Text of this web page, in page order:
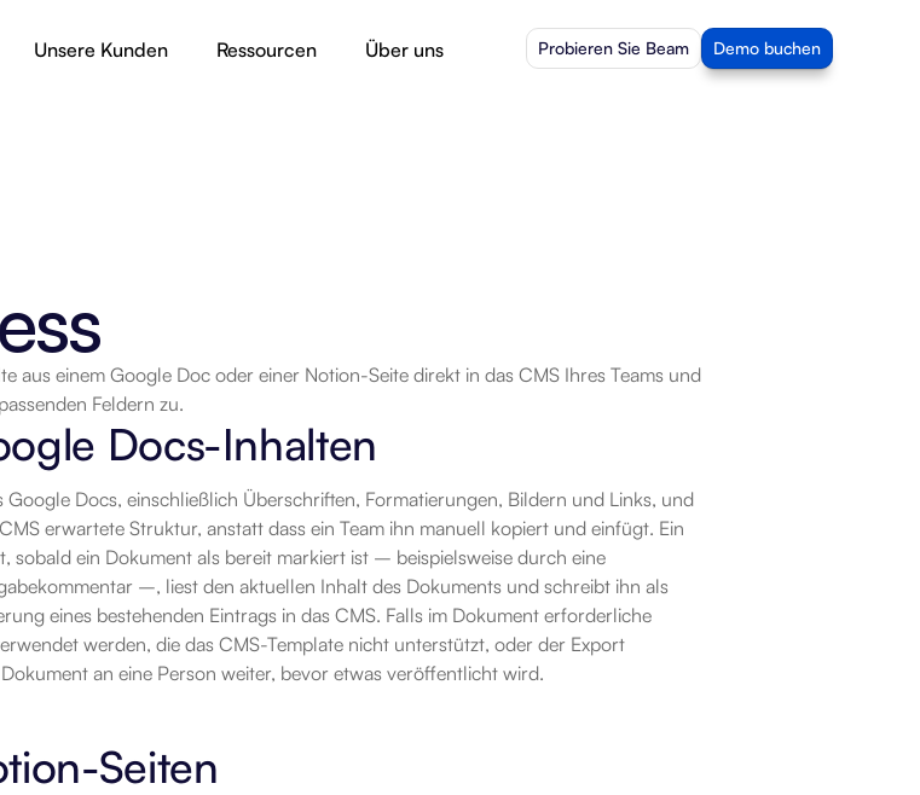
aus einem Google Doc oder einer Notion-Seite direkt in das CMS Ihres Teams und
Feldern zu.
Docs-Inhalten
Docs, einschließlich Überschriften, Formatierungen, Bildern und Links, und
erwartete Struktur, anstatt dass ein Team ihn manuell kopiert und einfügt. Ein
sobald ein Dokument als bereit markiert ist – beispielsweise durch eine
–, liest den aktuellen Inhalt des Dokuments und schreibt ihn als
eines bestehenden Eintrags in das CMS. Falls im Dokument erforderliche
werden, die das CMS-Template nicht unterstützt, oder der Export
an eine Person weiter, bevor etwas veröffentlicht wird.
Seiten
Unsere Kunden Ressourcen Über uns Probieren Sie Beam Demo buchen